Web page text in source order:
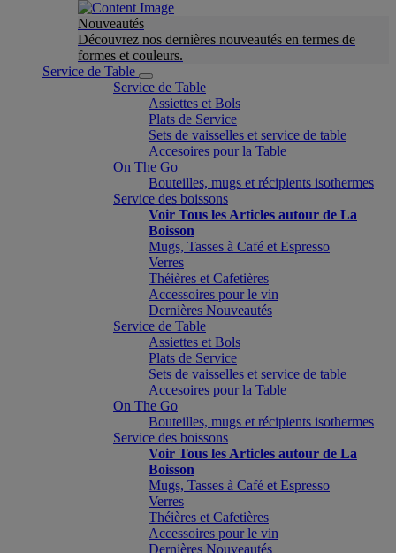
Nouveautés
Découvrez nos dernières nouveautés en termes de
formes et couleurs.
Service de Table
Service de Table
Assiettes et Bols
Plats de Service
Sets de vaisselles et service de table
Accesoires pour la Table
On The Go
Bouteilles, mugs et récipients isothermes
Service des boissons
Voir Tous les Articles autour de La
Boisson
Mugs, Tasses à Café et Espresso
Verres
Théières et Cafetières
Accessoires pour le vin
Dernières Nouveautés
Service de Table
Assiettes et Bols
Plats de Service
Sets de vaisselles et service de table
Accesoires pour la Table
On The Go
Bouteilles, mugs et récipients isothermes
Service des boissons
Voir Tous les Articles autour de La
Boisson
Mugs, Tasses à Café et Espresso
Verres
Théières et Cafetières
Accessoires pour le vin
Dernières Nouveautés